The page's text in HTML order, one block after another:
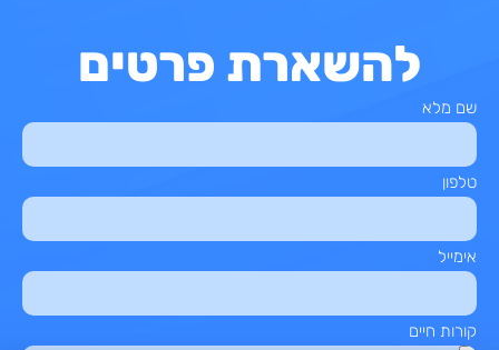
להשארת פרטים
שם מלא
טלפון
אימייל
קורות חיים